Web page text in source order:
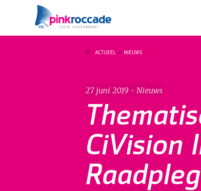
27 juni 2019 - Nieuws
CiVision
ACTUEEL NIEUWS